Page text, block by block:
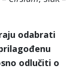
odabrati
odlučiti o